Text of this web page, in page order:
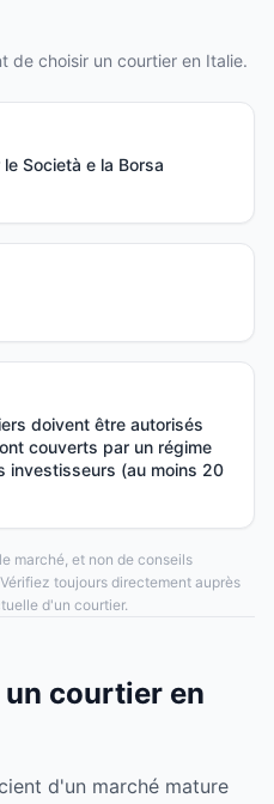
de choisir un courtier en Italie.
Società e la Borsa
doivent être autorisés
couverts par un régime
investisseurs (au moins 20
marché, et non de conseils
toujours directement auprès
d'un courtier.
courtier en
d'un marché mature